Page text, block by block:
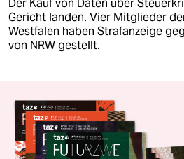
Der Kauf von Daten über
Gericht landen. Vier Mitglieder
Westfalen haben Strafanzeige
von NRW gestellt.